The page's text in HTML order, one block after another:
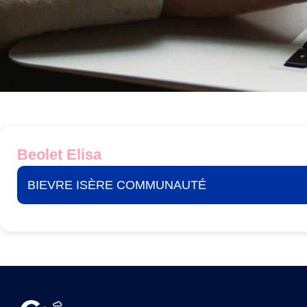
Beolet Elisa
BIEVRE ISÈRE COMMUNAUTÉ